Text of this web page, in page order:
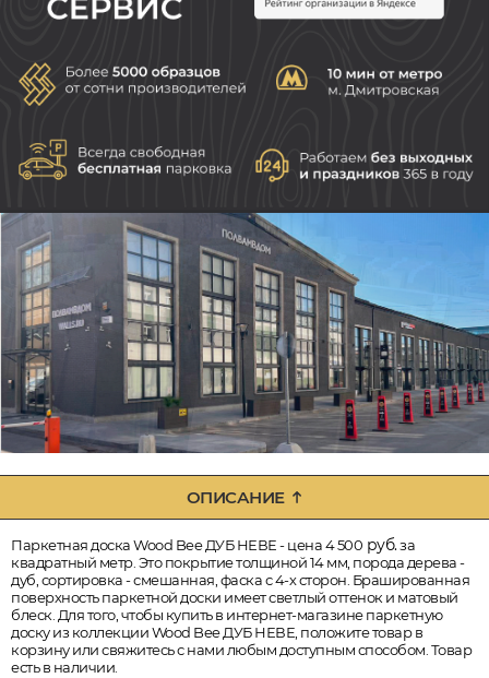
ОПИСАНИЕ
Паркетная доска Wood Bee ДУБ НЕВЕ - цена 4 500 руб.за
квадратный метр. Это покрытие толщиной 14 мм, порода дерева -
дуб, сортировка - смешанная, фаска с 4-х сторон. Брашированная
поверхность паркетной доски имеет светлый оттенок и матовый
блеск. Для того, чтобы купить в интернет-магазине паркетную
доску из коллекции Wood Bee ДУБ НЕВЕ, положите товар в
корзину или свяжитесь с нами любым доступным способом. Товар
есть в наличии.